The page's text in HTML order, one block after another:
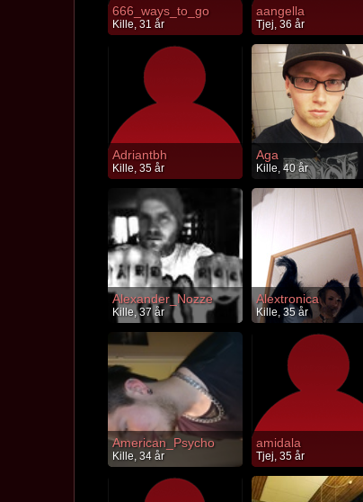
666_ways_to_go
Kille, 31 år
aangella
Tjej, 36 år
Adriantbh
Kille, 35 år
Aga
Kille, 40 år
Alexander_Nozze
Kille, 37 år
Alextronica
Kille, 35 år
American_Psycho
Kille, 34 år
amidala
Tjej, 35 år